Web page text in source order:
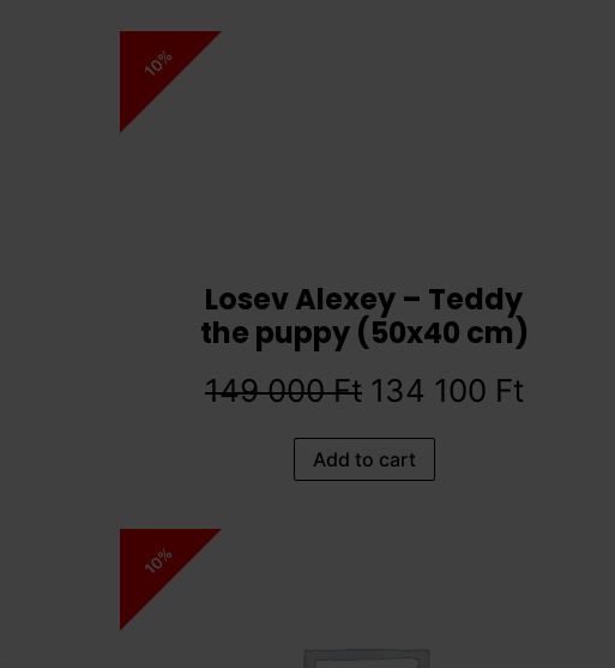
10%
Losev Alexey – Teddy
the puppy (50x40 cm)
149 000Ft 134 100 Ft
Add to cart
10%